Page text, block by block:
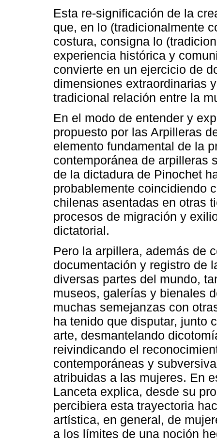
Esta re-significación de la
que, en lo (tradicionalmente
costura, consigna lo
experiencia histórica y
convierte en un ejercicio de
dimensiones extraordinarias
tradicional relación entre la
En el modo de entender y
propuesto por las Arpilleras
elemento fundamental de la
contemporánea de arpilleras
de la dictadura de Pinochet
probablemente coincidiendo
chilenas asentadas en otras
procesos de migración y
dictatorial.
Pero la arpillera, además de
documentación y registro de
diversas partes del mundo,
museos, galerías y bienales
muchas semejanzas con
ha tenido que disputar, junto
arte, desmantelando
reivindicando el
contemporáneas y
atribuidas a las mujeres. En
Lanceta explica, desde su
percibiera esta trayectoria
artística, en general, de
a los límites de una noción